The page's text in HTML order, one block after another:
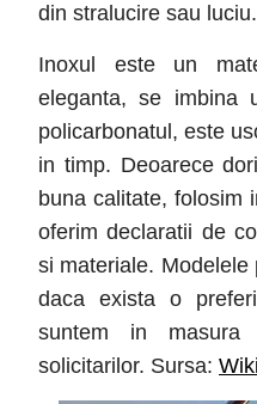
din stralucire sau luciu.
Inoxul este un
eleganta, se imbina
policarbonatul, este
in timp. Deoarece
buna calitate, folosim
oferim declaratii de
si materiale.
daca exista o
suntem in masura
solicitarilor. Sursa: